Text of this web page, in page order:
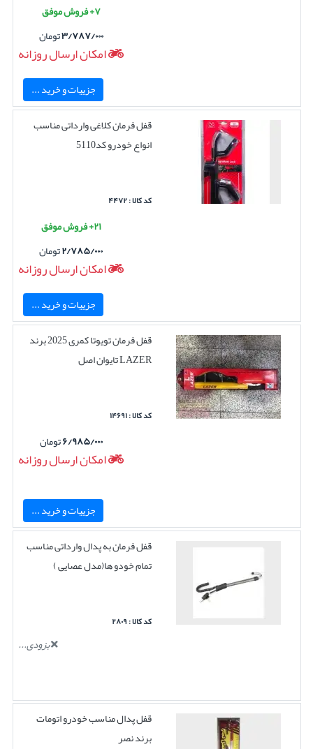
۷+ فروش موفق
۳/۷۸۷/۰۰۰تومان
امکان ارسال روزانه
جزییات و خرید ...
قفل فرمان کلاغی وارداتی مناسب
انواع خودرو کد5110
کد کالا : ۴۴۷۲
۲۱+ فروش موفق
۲/۷۸۵/۰۰۰تومان
امکان ارسال روزانه
جزییات و خرید ...
قفل فرمان تویوتا کمری 2025 برند
LAZER تایوان اصل
کد کالا : ۱۴۶۹۱
۶/۹۸۵/۰۰۰تومان
امکان ارسال روزانه
جزییات و خرید ...
قفل فرمان به پدال وارداتی مناسب
تمام خودو ها(مدل عصایی )
کد کالا : ۲۸۰۹
بزودی...
قفل پدال مناسب خودرو اتومات
برند نصر